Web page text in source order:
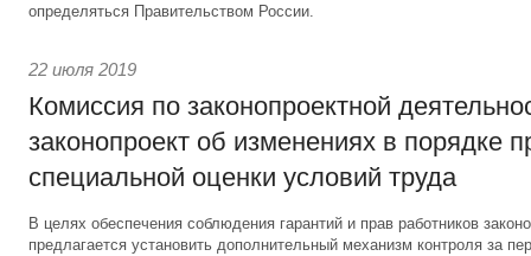
определяться Правительством России.
22 июля 2019
Комиссия по законопроектной
законопроект об изменениях в порядке
специальной оценки условий труда
В целях обеспечения соблюдения гарантий и прав работников
предлагается установить дополнительный механизм контроля за